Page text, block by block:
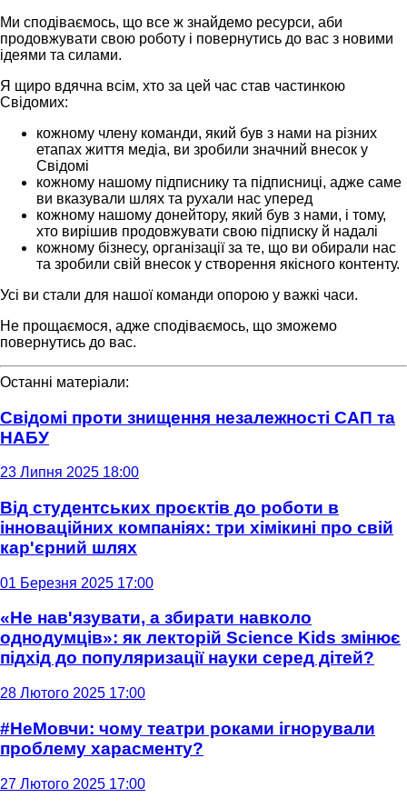
Ми сподіваємось, що все ж знайдемо ресурси, аби
продовжувати свою роботу і повернутись до вас з новими
ідеями та силами.
Я щиро вдячна всім, хто за цей час став частинкою
Свідомих:
кожному члену команди, який був з нами на різних
етапах життя медіа, ви зробили значний внесок у
Свідомі
кожному нашому підписнику та підписниці, адже саме
ви вказували шлях та рухали нас уперед
кожному нашому донейтору, який був з нами, і тому,
хто вирішив продовжувати свою підписку й надалі
кожному бізнесу, організації за те, що ви обирали нас
та зробили свій внесок у створення якісного контенту.
Усі ви стали для нашої команди опорою у важкі часи.
Не прощаємося, адже сподіваємось, що зможемо
повернутись до вас.
Останні матеріали:
Свідомі проти знищення незалежності САП та
НАБУ
23 Липня 2025 18:00
Від студентських проєктів до роботи в
інноваційних компаніях: три хімікині про свій
кар'єрний шлях
01 Березня 2025 17:00
«Не нав'язувати, а збирати навколо
однодумців»: як лекторій Science Kids змінює
підхід до популяризації науки серед дітей?
28 Лютого 2025 17:00
#НеМовчи: чому театри роками ігнорували
проблему харасменту?
27 Лютого 2025 17:00